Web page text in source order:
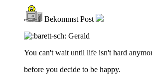
Bekommst Post
Gerald
You can't wait until life isn't hard
before you decide to be happy.